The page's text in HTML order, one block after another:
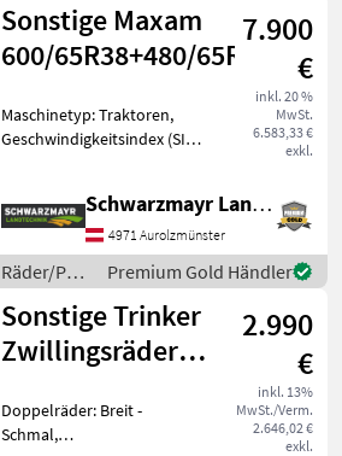
Land Filter
Ergebnisse
anzeigen
Sonstige Maxam
600/65R38+480/65R28
7.900
€
inkl. 20 %
MwSt.
6.583,33 €
exkl.
Maschinetyp: Traktoren,
Geschwindigkeitsindex (SI):
Nr. 69028 1 Garnitur
Kompletträder ( 4 Stk) - 2
Stk. 60
Schwarzmayr Landtechnik GmbH - Aurolzmünster
4971 Aurolzmünster
Räder/Pneu/Felgen
/ Sonstige
Premium Gold Händler
Sonstige Trinker
Zwillingsräder
2.990
€
inkl. 13%
MwSt./Verm.
2.646,02 €
exkl.
Doppelräder: Breit -
Schmal,